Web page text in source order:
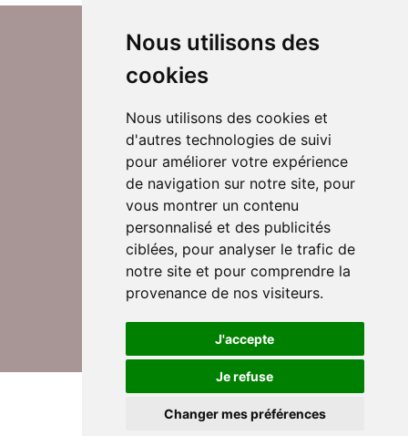
Nous utilisons des
cookies
Nous utilisons des cookies et
d'autres technologies de suivi
pour améliorer votre expérience
de navigation sur notre site, pour
vous montrer un contenu
personnalisé et des publicités
ciblées, pour analyser le trafic de
notre site et pour comprendre la
provenance de nos visiteurs.
J'accepte
Je refuse
Changer mes préférences
Suivez-nous sur Twitter
Rejoignez nos équipes
Nous contacter
© DomusVi 2026
Mentions légales